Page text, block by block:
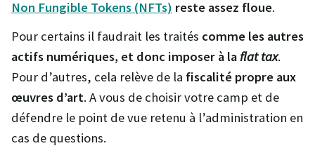
Non Fungible Tokens (NFTs) reste assez floue.
Pour certains il faudrait les traités comme les autres
actifs numériques, et donc imposer à laflat tax.
Pour d’autres, cela relève de la fiscalité propre aux
œuvres d’art. A vous de choisir votre camp et de
défendre le point de vue retenu à l’administration en
cas de questions.